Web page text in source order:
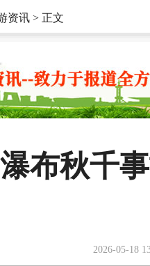
资讯 > 正文
布秋千
2026-05-18